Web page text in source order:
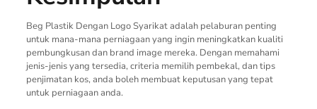
Beg Plastik Dengan Logo Syarikat adalah pelaburan penting
untuk mana-mana perniagaan yang ingin meningkatkan kualiti
pembungkusan dan brand image mereka. Dengan memahami
jenis-jenis yang tersedia, criteria memilih pembekal, dan tips
penjimatan kos, anda boleh membuat keputusan yang tepat
untuk perniagaan anda.